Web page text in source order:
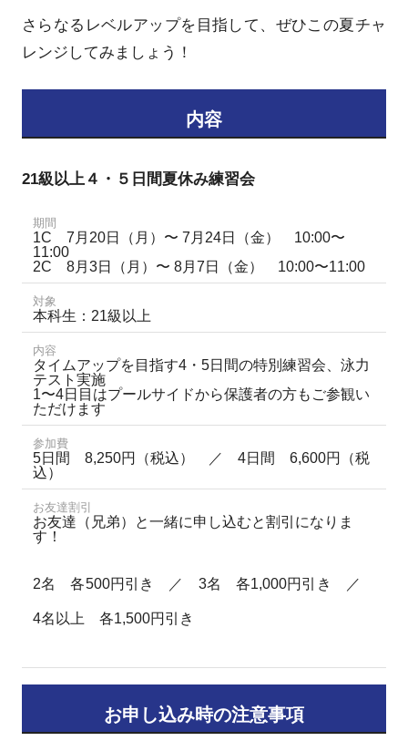
さらなるレベルアップを目指して、ぜひこの夏チャ
レンジしてみましょう！
内容
21級以上４・５日間夏休み練習会
期間
1C 7月20日（月）〜 7月24日（金） 10:00〜
11:00
2C 8月3日（月）〜 8月7日（金） 10:00〜11:00
対象
本科生：21級以上
内容
タイムアップを目指す4・5日間の特別練習会、泳力
テスト実施
1〜4日目はプールサイドから保護者の方もご参観い
ただけます
参加費
5日間 8,250円（税込） ／ 4日間 6,600円（税
込）
お友達割引
お友達（兄弟）と一緒に申し込むと割引になりま
す！
2名 各500円引き ／ 3名 各1,000円引き ／
4名以上 各1,500円引き
お申し込み時の注意事項